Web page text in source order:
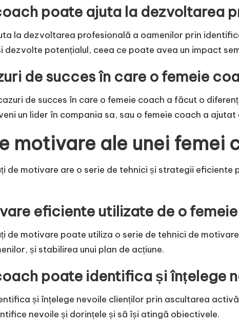
poate ajuta la dezvoltarea
la dezvoltarea profesională a oamenilor prin
dezvolte potențialul, ceea ce poate avea un impact
de succes în care o femeie
de succes în care o femeie coach a făcut o
un lider în compania sa, sau o femeie coach a
motivare ale unei femei
de motivare are o serie de tehnici și strategii
eficiente utilizate de o
de motivare poate utiliza o serie de tehnici de
și stabilirea unui plan de acțiune.
poate identifica și înțelege
și înțelege nevoile clienților prin ascultarea
nevoile și dorințele și să își atingă obiectivele.